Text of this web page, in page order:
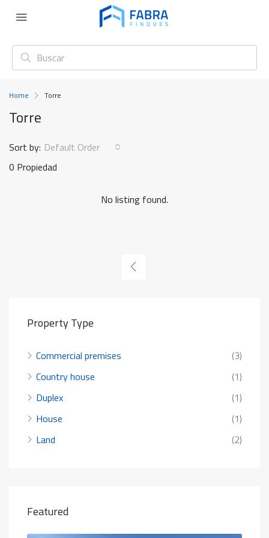
Home Torre
Torre
0 Propiedad
Sort by: Default Order
No listing found.
Property Type
Commercial premises
(3)
Country house
(1)
Duplex
(1)
House
(1)
Land
(2)
Featured